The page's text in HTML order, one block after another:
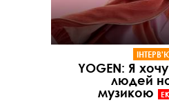
YOGEN: Я
людей
музикою